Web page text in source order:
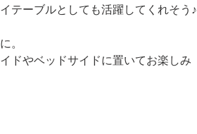
テーブルとしても活躍してくれそう♪
。
ドやベッドサイドに置いてお楽しみ